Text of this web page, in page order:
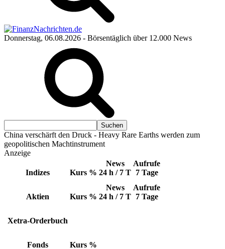
Donnerstag, 06.08.2026 - Börsentäglich über 12.000 News
China verschärft den Druck - Heavy Rare Earths werden zum
geopolitischen Machtinstrument
Anzeige
Indizes Kurs %
News
24 h / 7 T
Aufrufe
7 Tage
Aktien Kurs %
News
24 h / 7 T
Aufrufe
7 Tage
Xetra-Orderbuch
Fonds Kurs %